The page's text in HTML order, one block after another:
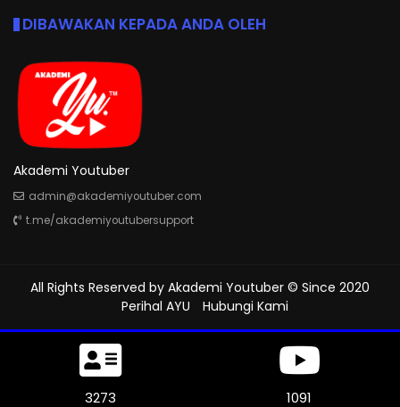
DIBAWAKAN KEPADA ANDA OLEH
Akademi Youtuber
admin@akademiyoutuber.com
t.me/akademiyoutubersupport
All Rights Reserved by Akademi Youtuber © Since 2020
Perihal AYU
Hubungi Kami
3567 1189